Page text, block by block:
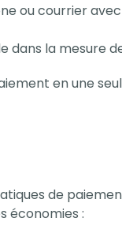
ou courrier
dans la mesure
en une
de
économies :